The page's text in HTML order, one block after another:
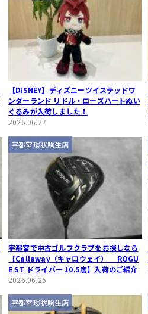
【DISNEY】ディズニーツイステッドワ
ンダーランド リドル・ローズハートぬい
ぐるみが入荷しました！
2026.06.27
宇都宮環状駒生店
宇都宮で中古ゴルフクラブをお探しなら
【Callaway（キャロウェイ） ROGU
E ST ドライバー 10.5度】入荷のご紹介
2026.06.25
宇都宮環状駒生店